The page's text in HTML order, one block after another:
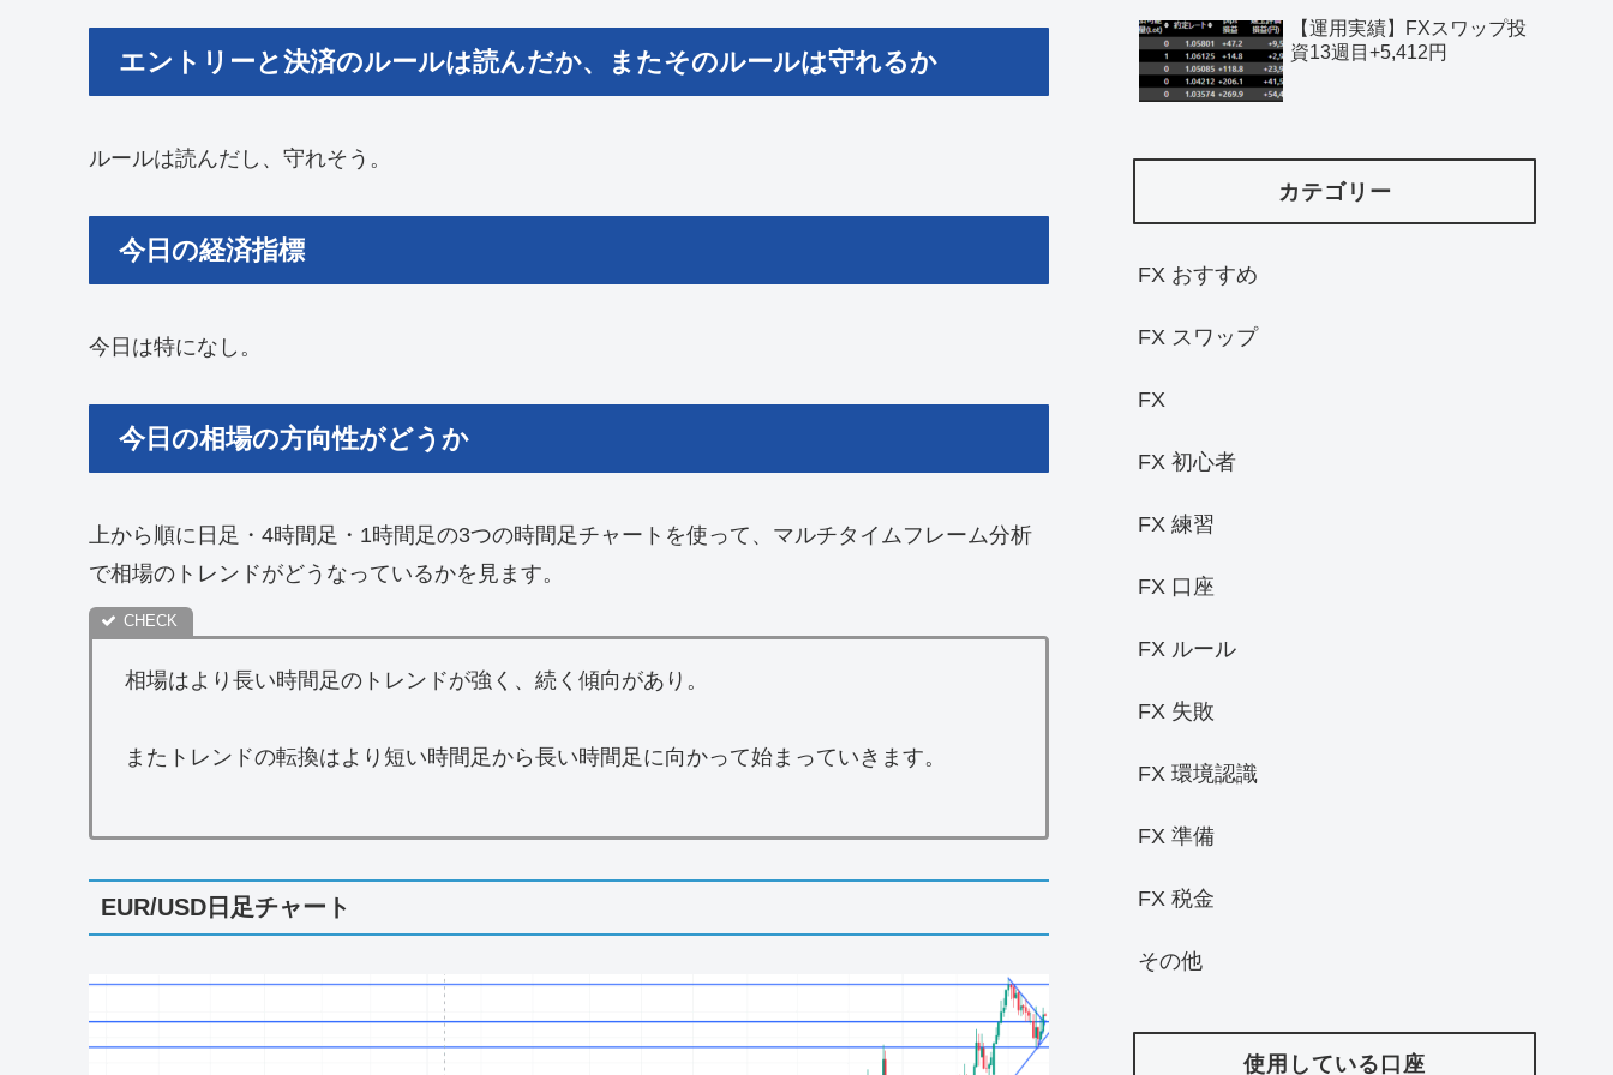
エントリーと決済のルールは読んだか、またそのルールは守れるか
ルールは読んだし、守れそう。
今日の経済指標
今日は特になし。
今日の相場の方向性がどうか
上から順に日足・4時間足・1時間足の3つの時間足チャートを使って、マルチタイムフレーム分析
で相場のトレンドがどうなっているかを見ます。
相場はより長い時間足のトレンドが強く、続く傾向があり。
またトレンドの転換はより短い時間足から長い時間足に向かって始まっていきます。
EUR/USD日足チャート
【運用実績】FXスワップ投
資13週目+5,412円
カテゴリー
FX おすすめ
FX スワップ
FX
FX 初心者
FX 練習
FX 口座
FX ルール
FX 失敗
FX 環境認識
FX 準備
FX 税金
その他
使用している口座